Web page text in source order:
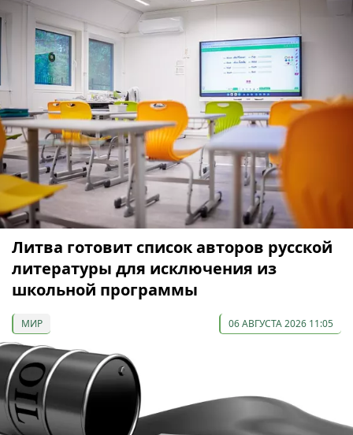
Литва готовит список авторов русской
литературы для исключения из
школьной программы
МИР 06 АВГУСТА 2026 11:05